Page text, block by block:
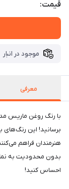
قیمت:
موجود در انبار
معرفی
برسانید! این رنگ‌های
هنرمندان فراهم
بدون محدودیت به
احساس کنید!